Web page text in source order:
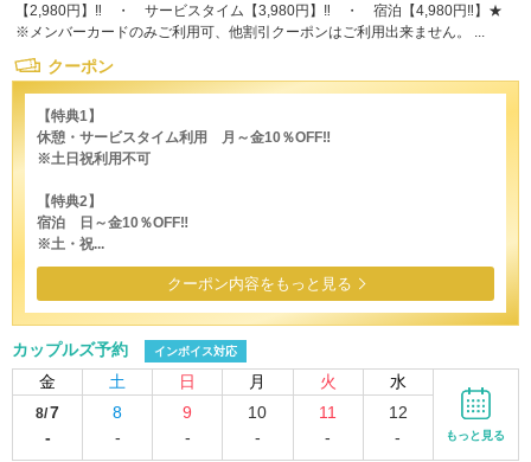
【2,980円】‼ ・ サービスタイム【3,980円】‼ ・ 宿泊【4,980円‼】★
※メンバーカードのみご利用可、他割引クーポンはご利用出来ません。 ...
クーポン
【特典1】
休憩・サービスタイム利用 月～金10％OFF‼
※土日祝利用不可
【特典2】
宿泊 日～金10％OFF‼
※土・祝...
クーポン内容をもっと見る
カップルズ予約 インボイス対応
金 土 日 月 火 水
8/7
-
8
-
9
-
10
-
11
-
12
-
もっと見る